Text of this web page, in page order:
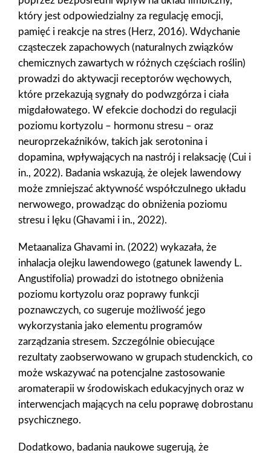
który jest odpowiedzialny za regulację emocji,
pamięć i reakcje na stres (Herz, 2016). Wdychanie
cząsteczek zapachowych (naturalnych związków
chemicznych zawartych w różnych częściach roślin)
prowadzi do aktywacji receptorów węchowych,
które przekazują sygnały do podwzgórza i ciała
migdałowatego. W efekcie dochodzi do regulacji
poziomu kortyzolu – hormonu stresu – oraz
neuroprzekaźników, takich jak serotonina i
dopamina, wpływających na nastrój i relaksację (Cui i
in., 2022). Badania wskazują, że olejek lawendowy
może zmniejszać aktywność współczulnego układu
nerwowego, prowadząc do obniżenia poziomu
stresu i lęku (Ghavami i in., 2022).
Metaanaliza Ghavami in. (2022) wykazała, że
inhalacja olejku lawendowego (gatunek lawendy L.
Angustifolia) prowadzi do istotnego obniżenia
poziomu kortyzolu oraz poprawy funkcji
poznawczych, co sugeruje możliwość jego
wykorzystania jako elementu programów
zarządzania stresem. Szczególnie obiecujące
rezultaty zaobserwowano w grupach studenckich, co
może wskazywać na potencjalne zastosowanie
aromaterapii w środowiskach edukacyjnych oraz w
interwencjach mających na celu poprawę dobrostanu
psychicznego.
Dodatkowo, badania naukowe sugerują, że